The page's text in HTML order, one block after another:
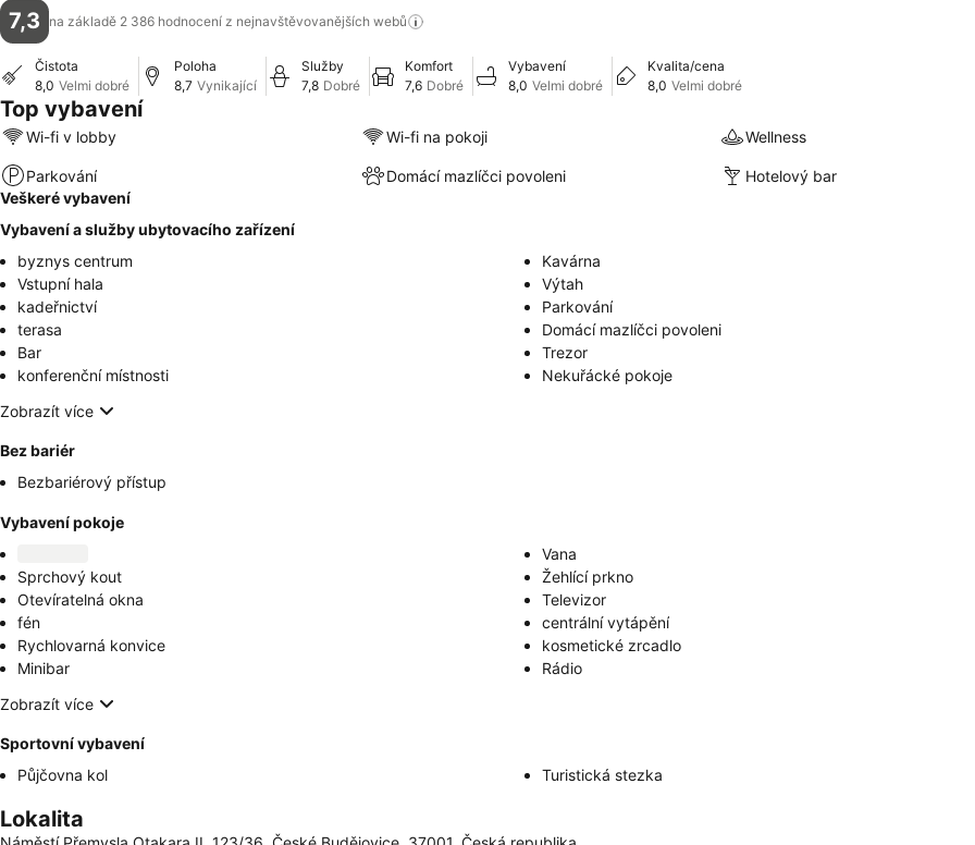
7,3 na základě 2 386 hodnocení z nejnavštěvovanějších webů
Čistota
8,0 Velmi dobré
Poloha
8,7 Vynikající
Služby
7,8 Dobré
Komfort
7,6 Dobré
Vybavení
8,0 Velmi dobré
Kvalita/cena
8,0 Velmi dobré
Top vybavení
Wi-fi v lobby Wi-fi na pokoji Wellness
Parkování Domácí mazlíčci povoleni
Hotelový bar
Veškeré vybavení
Vybavení a služby ubytovacího zařízení
byznys centrum
Kavárna
Vstupní hala
Výtah
kadeřnictví
Parkování
terasa
Domácí mazlíčci povoleni
Bar
Trezor
konferenční místnosti
Nekuřácké pokoje
Zobrazít více
Bez bariér
Bezbariérový přístup
Vybavení pokoje
Vana
Sprchový kout
Žehlící prkno
Otevíratelná okna
Televizor
fén
centrální vytápění
Rychlovarná konvice
kosmetické zrcadlo
Minibar
Rádio
Zobrazít více
Sportovní vybavení
Půjčovna kol
Turistická stezka
Lokalita